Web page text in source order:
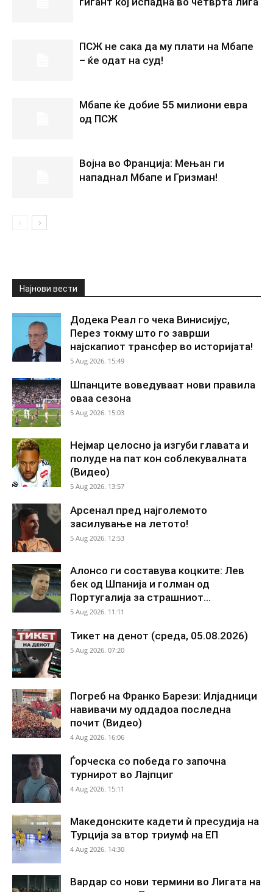
ПСЖ не сака да му плати на Мбапе
– ќе одат на суд!
Мбапе ќе добие 55 милиони евра
од ПСЖ
Војна во Франција: Мењан ги
нападнал Мбапе и Гризман!
Најнови вести
Додека Реал го чека Винисијус,
Перез токму што го заврши
најскапиот трансфер во историјата!
5 Aug 2026. 15:49
Шпанците воведуваат нови правила
оваа сезона
5 Aug 2026. 15:03
Нејмар целосно ја изгуби главата и
полуде на пат кон соблекувалната
(Видео)
5 Aug 2026. 13:57
Арсенал пред најголемото
засилување на летото!
5 Aug 2026. 12:53
Алонсо ги составува коцките: Лев
бек од Шпанија и голман од
Португалија за страшниот...
5 Aug 2026. 11:11
Тикет на денот (среда, 05.08.2026)
5 Aug 2026. 07:20
Погреб на Франко Барези: Илјадници
навивачи му оддадоа последна
почит (Видео)
4 Aug 2026. 16:06
Ѓорческа со победа го започна
турнирот во Лајпциг
4 Aug 2026. 15:11
Македонските кадети ѝ пресудија на
Турција за втор триумф на ЕП
4 Aug 2026. 14:30
Вардар со нови термини во Лигата на